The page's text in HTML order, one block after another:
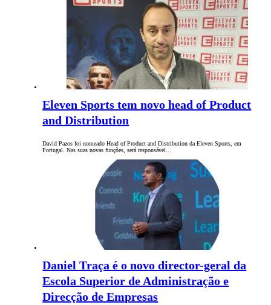
Eleven Sports tem novo head of Product
and Distribution
David Pazos foi nomeado Head of Product and Distribution da Eleven Sports, em
Portugal. Nas suas novas funções, será responsável…
Daniel Traça é o novo director-geral da
Escola Superior de Administração e
Direcção de Empresas